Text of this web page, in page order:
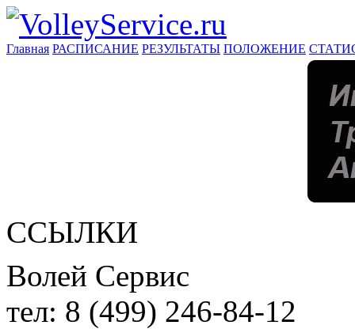
Главная РАСПИСАНИЕ РЕЗУЛЬТАТЫ ПОЛОЖЕНИЕ
ССЫЛКИ
Волей Сервис
тел: 8 (499) 246-84-12